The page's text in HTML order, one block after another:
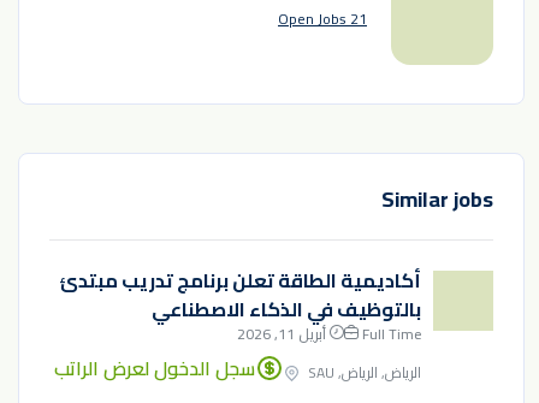
21 Open Jobs
Similar jobs
أكاديمية الطاقة تعلن برنامج تدريب مبتدئ
بالتوظيف في الذكاء الاصطناعي
Full Time
أبريل 11, 2026
الرياض, الرياض, SAU
سجل الدخول لعرض الراتب